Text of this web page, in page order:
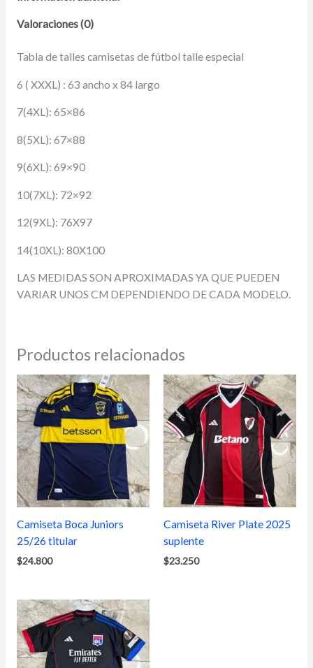
Valoraciones (0)
Tabla de talles camisetas de fútbol talle especial
6 ( XXXL) : 63 ancho x 84 largo
7(4XL): 65×86
8(5XL): 67×88
9(6XL): 69×90
10(7XL): 72×92
12(9XL): 76X97
14(10XL): 80X100
LAS MEDIDAS SON APROXIMADAS YA QUE PUEDEN
VARIAR UNOS CM DEPENDIENDO DE CADA MODELO.
Productos relacionados
Camiseta Boca Juniors
25/26 titular
$24.800
Camiseta River Plate 2025
suplente
$23.250